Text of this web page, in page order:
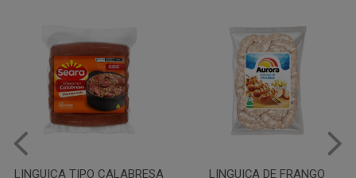
LINGUIÇA DE FRANGO QUEIJO MUSSARELA